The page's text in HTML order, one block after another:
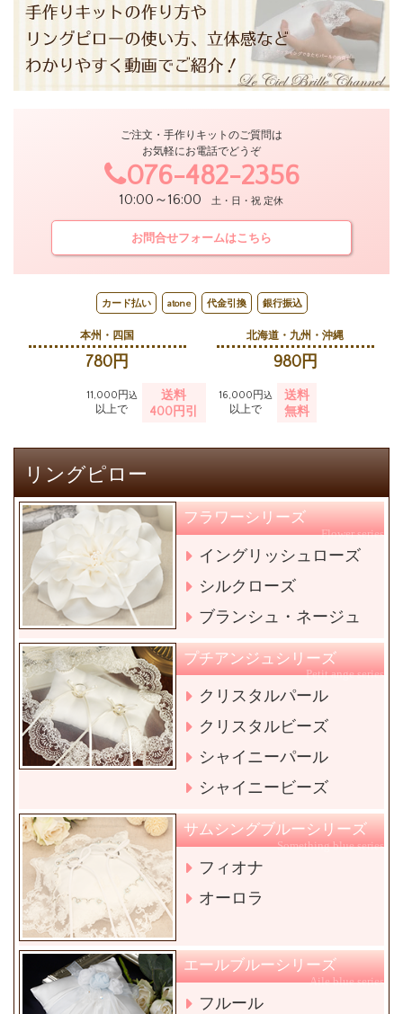
ご注文・手作りキットのご質問は
お気軽にお電話でどうぞ
076-482-2356
10:00～16:00 土・日・祝 定休
お問合せフォームはこちら
カード払い atone 代金引換 銀行振込
本州・四国
780円
北海道・九州・沖縄
980円
11,000円込
以上で
送料
400円引
16,000円込
以上で
送料
無料
リングピロー
フラワーシリーズ
Flower series
イングリッシュローズ
シルクローズ
ブランシュ・ネージュ
プチアンジュシリーズ
Petit ange series
クリスタルパール
クリスタルビーズ
シャイニーパール
シャイニービーズ
サムシングブルーシリーズ
Something blue series
フィオナ
オーロラ
エールブルーシリーズ
Aile blue series
フルール